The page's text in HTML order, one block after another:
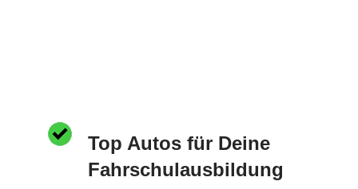
Top Autos für Deine
Fahrschulausbildung